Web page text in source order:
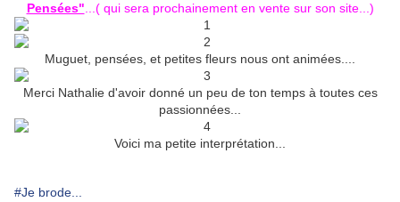
Pensées" ...( qui sera prochainement en vente sur son site...)
Muguet, pensées, et petites fleurs nous ont animées....
Merci Nathalie d'avoir donné un peu de ton temps à toutes ces
passionnées...
Voici ma petite interprétation...
#Je brode...